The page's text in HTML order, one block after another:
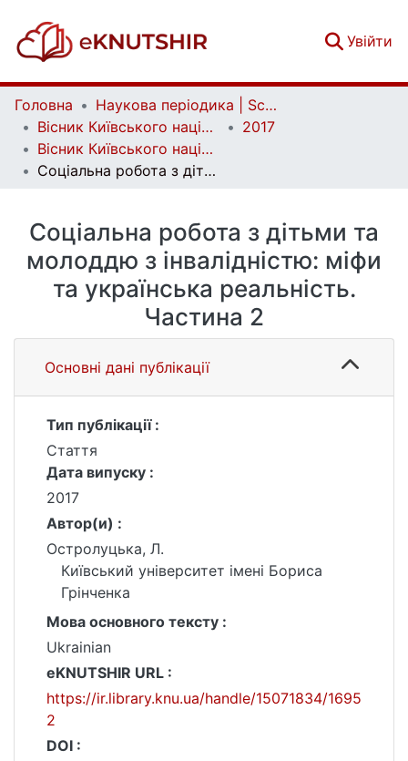
Увійти
Головна
Наукова періодика | Scientific periodicals
Вісник Київського національного університету імені Тараса Шевченка. Соціальна робота | Bulletin of Taras Shevchenko National University of Kyiv. Social work
2017
Вісник Київського національного університету імені Тараса Шевченка. Соціальна робота. Вип. 2(2)
Соціальна робота з дітьми та молоддю з інвалідністю: міфи та українська реальність. Частина 2
Соціальна робота з дітьми та
молоддю з інвалідністю: міфи
та українська реальність.
Частина 2
Основні дані публікації
Тип публікації :
Стаття
Дата випуску :
2017
Автор(и) :
Остролуцька, Л.
Київський університет імені Бориса
Грінченка
Мова основного тексту :
Ukrainian
eKNUTSHIR URL :
https://ir.library.knu.ua/handle/15071834/1695
2
DOI :